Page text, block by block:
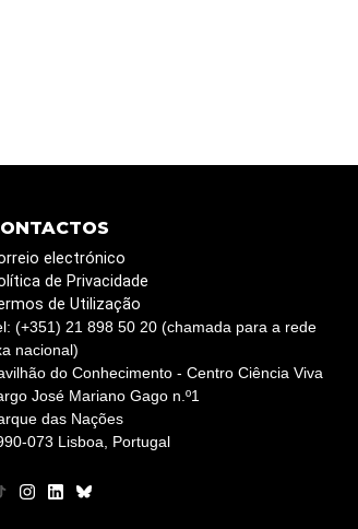
electrónico
de Privacidade
de Utilização
(+351) 21 898 50 20 (chamada para a rede
nacional)
do Conhecimento - Centro Ciência Viva
José Mariano Gago n.º1
das Nações
073 Lisboa, Portugal